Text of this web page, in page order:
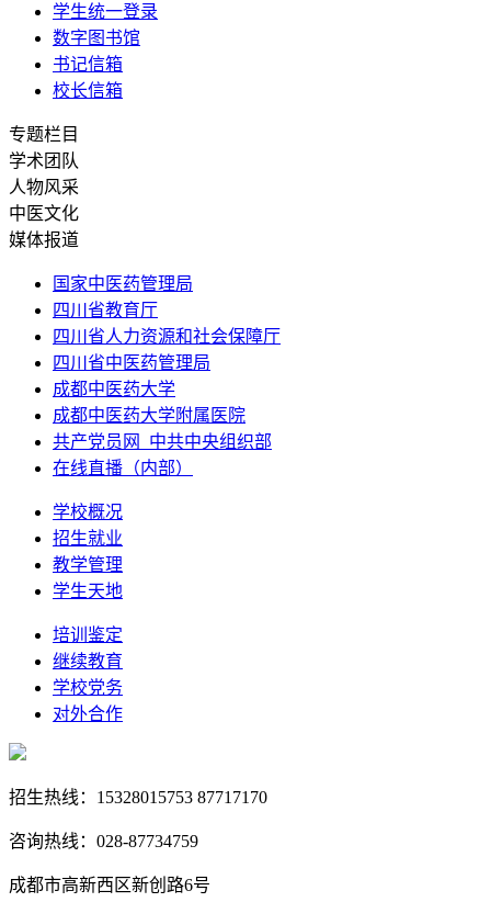
学生统一登录
数字图书馆
书记信箱
校长信箱
专题栏目
学术团队
人物风采
中医文化
媒体报道
国家中医药管理局
四川省教育厅
四川省人力资源和社会保障厅
四川省中医药管理局
成都中医药大学
成都中医药大学附属医院
共产党员网_中共中央组织部
在线直播（内部）
学校概况
招生就业
教学管理
学生天地
培训鉴定
继续教育
学校党务
对外合作
招生热线：15328015753 87717170
咨询热线：028-87734759
成都市高新西区新创路6号